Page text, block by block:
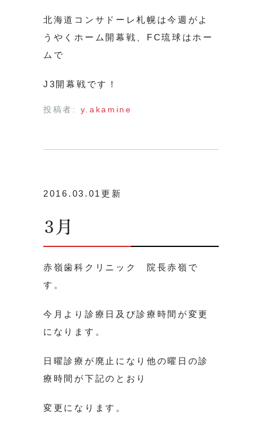
北海道コンサドーレ札幌は今週がよ
うやくホーム開幕戦、FC琉球はホー
ムで
J3開幕戦です！
投稿者: y.akamine
2016.03.01更新
3月
赤嶺歯科クリニック 院長赤嶺で
す。
今月より診療日及び診療時間が変更
になります。
日曜診療が廃止になり他の曜日の診
療時間が下記のとおり
変更になります。